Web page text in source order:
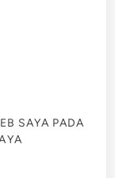
SAYA PADA